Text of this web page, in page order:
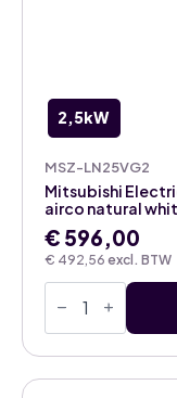
2,5kW
MSZ-LN25VG2
€ 492,56 excl. BTW
Mitsubishi
airco natural
€ 596,00
Mitsubishi
Electric
MSZ-
LN25VG2
W